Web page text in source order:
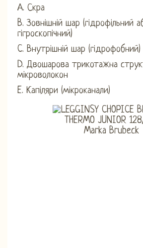
А. Скра
B. Зовнішній шар (гідрофільний
гігроскопічний)
C. Внутрішній шар (гідрофобний)
D. Двошарова трикотажна
мікроволокон
E. Капіляри (мікроканали)